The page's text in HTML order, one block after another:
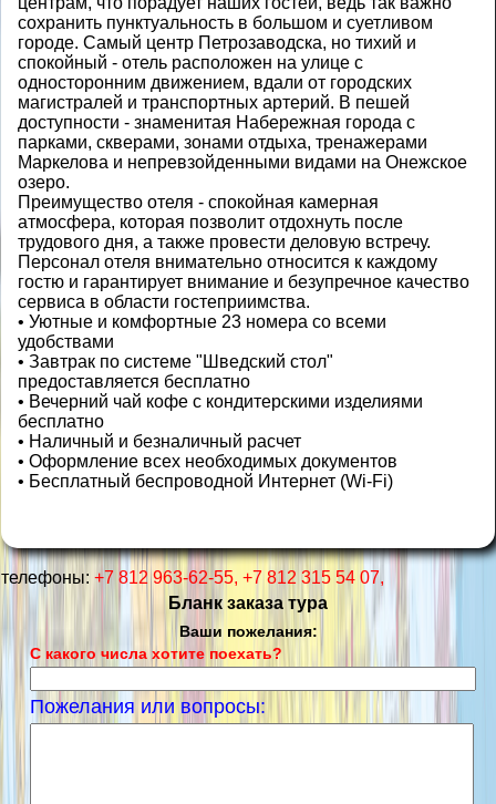
сохранить пунктуальность в большом и суетливом
городе. Самый центр Петрозаводска, но тихий и
спокойный - отель расположен на улице с
односторонним движением, вдали от городских
магистралей и транспортных артерий. В пешей
доступности - знаменитая Набережная города с
парками, скверами, зонами отдыха, тренажерами
Маркелова и непревзойденными видами на Онежское
озеро.
Преимущество отеля - спокойная камерная
атмосфера, которая позволит отдохнуть после
трудового дня, а также провести деловую встречу.
Персонал отеля внимательно относится к каждому
гостю и гарантирует внимание и безупречное качество
сервиса в области гостеприимства.
• Уютные и комфортные 23 номера со всеми
удобствами
• Завтрак по системе "Шведский стол"
предоставляется бесплатно
• Вечерний чай кофе с кондитерскими изделиями
бесплатно
• Наличный и безналичный расчет
• Оформление всех необходимых документов
• Бесплатный беспроводной Интернет (Wi-Fi)
телефоны: +7 812 963-62-55, +7 812 315 54 07,
Бланк заказа тура
Ваши пожелания:
С какого числа хотите поехать?
Пожелания или вопросы: